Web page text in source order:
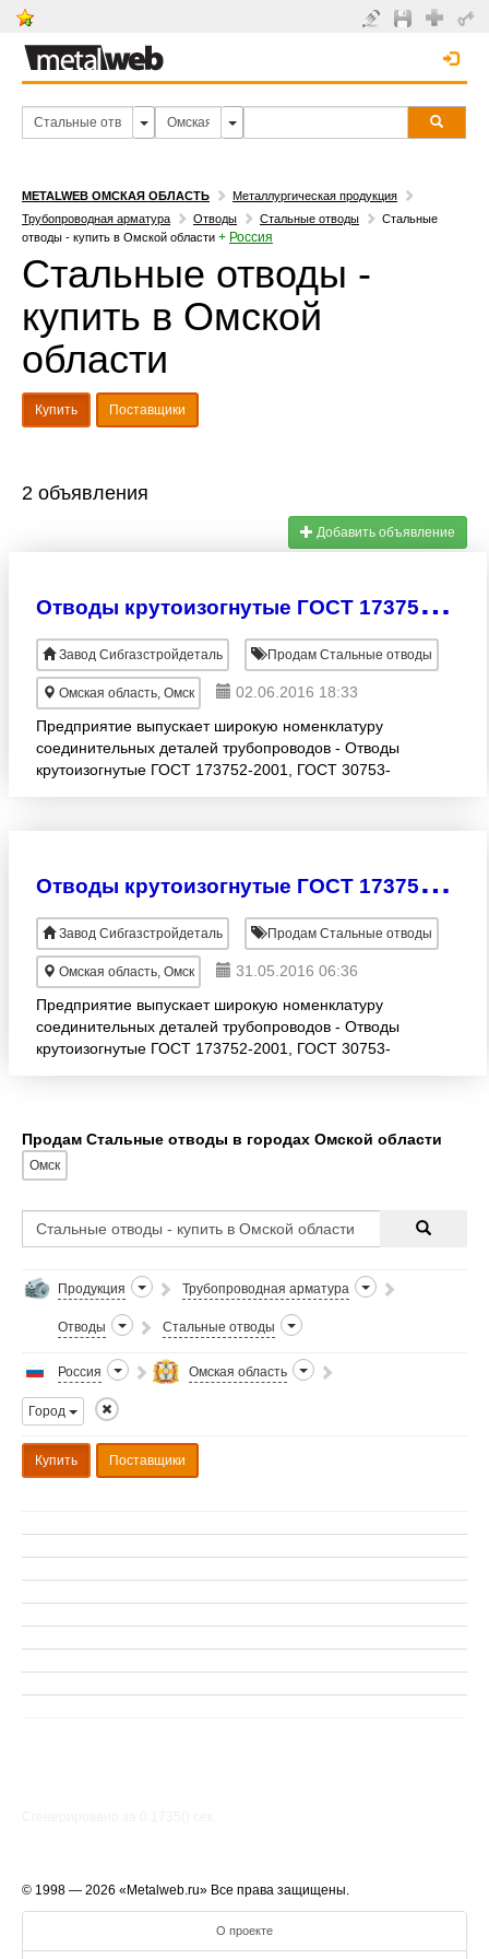
METALWEB ОМСКАЯ ОБЛАСТЬ
Металлургическая продукция
Трубопроводная арматура
Отводы Стальные отводы
Стальные
отводы - купить в Омской области + Россия
Стальные отводы -
купить в Омской
области
Купить Поставщики
2 объявления
Добавить объявление
О
тводы крутоизогнутые ГОСТ 173752-2001, ГОСТ 30753-2001
Завод Сибгазстройдеталь Продам Стальные отводы
Омская область, Омск
02.06.2016 18:33
Предприятие выпускает широкую номенклатуру
соединительных деталей трубопроводов - Отводы
крутоизогнутые ГОСТ 173752-2001, ГОСТ 30753-
О
тводы крутоизогнутые ГОСТ 173752-2001, ГОСТ 30753-2001;
Завод Сибгазстройдеталь Продам Стальные отводы
Омская область, Омск
31.05.2016 06:36
Предприятие выпускает широкую номенклатуру
соединительных деталей трубопроводов - Отводы
крутоизогнутые ГОСТ 173752-2001, ГОСТ 30753-
Продам Стальные отводы в городах Омской области
Омск
Продукция Трубопроводная арматура
Отводы Стальные отводы
Россия Омская область
Город
Купить Поставщики
© 1998 — 2026 «Metalweb.ru» Все права защищены.
О проекте